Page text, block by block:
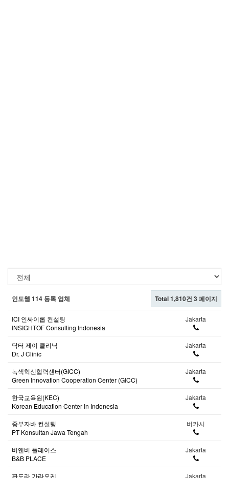
인도웹 114 등록 업체 Total 1,810건 3 페이지
ICI 인싸이롭 컨설팅
INSIGHTOF Consulting Indonesia
Jakarta
닥터 제이 클리닉
Dr. J Clinic
Jakarta
녹색혁신협력센터(GICC)
Green Innovation Cooperation Center (GICC)
Jakarta
한국교육원(KEC)
Korean Education Center in Indonesia
Jakarta
중부자바 컨설팅
PT Konsultan Jawa Tengah
버카시
비앤비 플레이스
B&B PLACE
Jakarta
판도라 가라오케 Jakarta